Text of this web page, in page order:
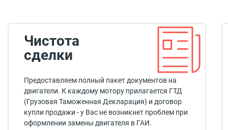
Чистота
сделки
Предоставляем полный пакет документов на
двигатели. К каждому мотору прилагается ГТД
(Грузовая Таможенная Декларация) и договор
купли продажи - у Вас не возникнет проблем при
оформлении замены двигателя в ГАИ.